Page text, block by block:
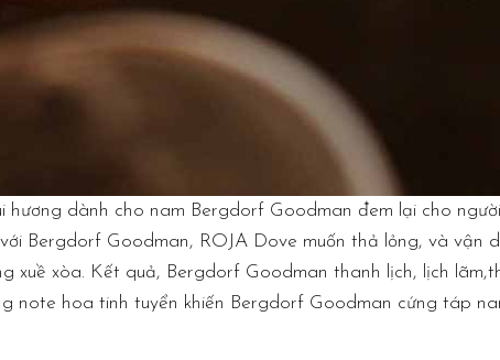
hương dành cho nam Bergdorf Goodman đem lại cho
Bergdorf Goodman, ROJA Dove muốn thả lỏng, và vận
xuề xòa. Kết quả, Bergdorf Goodman thanh lịch, lịch
note hoa tinh tuyển khiến Bergdorf Goodman cứng táp